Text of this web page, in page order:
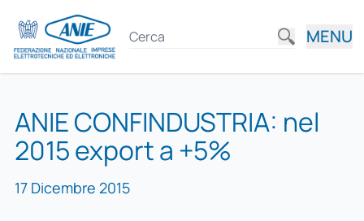
MENU
ANIE CONFINDUSTRIA: nel
2015 export a +5%
17 Dicembre 2015